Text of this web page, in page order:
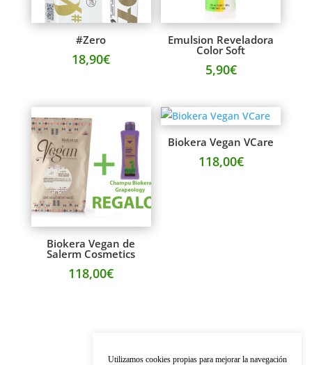
#Zero
18,90€
Emulsion Reveladora
Color Soft
5,90€
Biokera Vegan de
Salerm Cosmetics
118,00€
Biokera Vegan VCare
118,00€
Utilizamos cookies propias para mejorar la navegación